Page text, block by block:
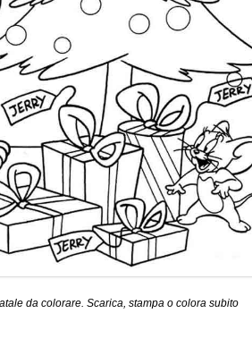
da colorare. Scarica, stampa o colora subito